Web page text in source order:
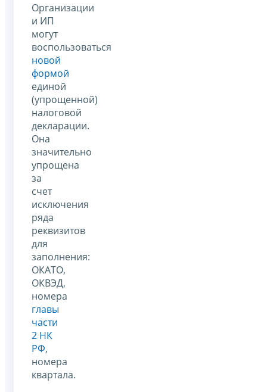
Организации
и ИП
могут
воспользоваться
новой
формой
единой
(упрощенной)
налоговой
декларации.
Она
значительно
упрощена
за
счет
исключения
ряда
реквизитов
для
заполнения:
ОКАТО,
ОКВЭД,
номера
главы
части
2 НК
РФ,
номера
квартала.